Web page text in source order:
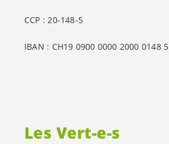
Les Vert-e-s
CCP : 20-148-5
IBAN : CH19 0900 0000 2000 0148 5